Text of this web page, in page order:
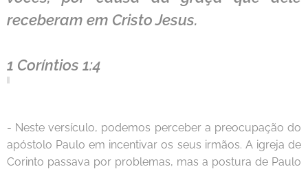
receberam em Cristo Jesus.
1 Coríntios 1:4
- Neste versículo, podemos perceber a preocupação do
apóstolo Paulo em incentivar os seus irmãos. A igreja de
Corinto passava por problemas, mas a postura de Paulo